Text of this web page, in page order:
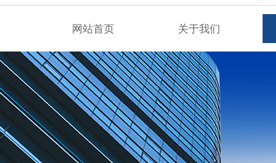
网站首页 关于我们